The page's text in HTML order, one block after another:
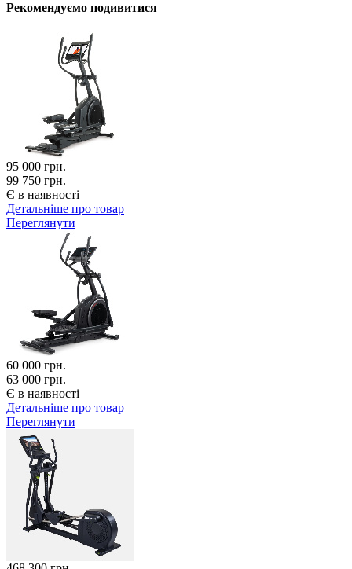
Рекомендуємо подивитися
95 000 грн.
99 750 грн.
Є в наявності
Детальніше про товар
Переглянути
60 000 грн.
63 000 грн.
Є в наявності
Детальніше про товар
Переглянути